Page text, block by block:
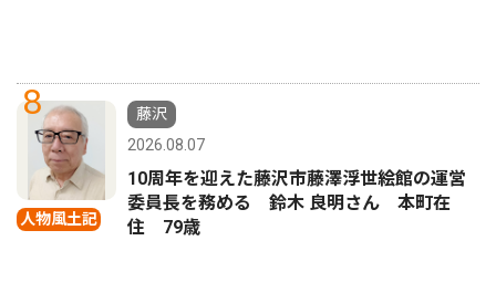
8
人物風土記
藤沢
2026.08.07
10周年を迎えた藤沢市藤澤浮世絵館の運営
委員長を務める 鈴木 良明さん 本町在
住 79歳